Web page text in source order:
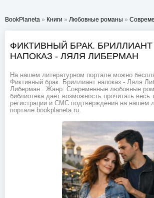
BookPlaneta » Книги » Любовные романы »
ФИКТИВНЫЙ БРАК. БРИЛЛИАНТ
НАПОКАЗ - ЛЯЛЯ ЛИБЕРМАН
На нашем литературном портале можно
Фиктивный брак. Бриллиант напоказ - Ляля
Либерман . Жанр: Современные любовные
библиотека дает возможность прочитать весь
регистрации и СМС подтверждения на нашем
портале bookplaneta.ru.